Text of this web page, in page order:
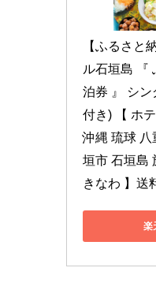
【ふるさと
ル石垣島 『
泊券 』 シン
付き) 【 ホ
沖縄 琉球 八
垣市 石垣島
きなわ 】送
楽